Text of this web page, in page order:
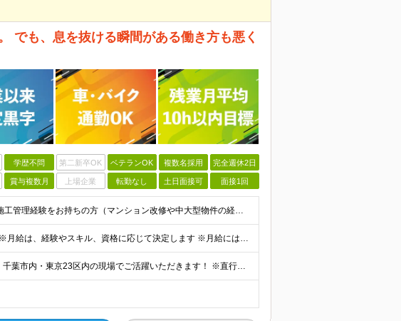
でも、息を抜ける瞬間がある働き方も悪く
学歴不問 第二新卒OK ベテランOK 複数名採用 完全週休2日
賞与複数月 上場企業 転勤なし 土日面接可 面接1回
＜年齢・学歴不問！＞ ■管工事の施工管理経験をお持ちの方（マンション改修や中大型物件の経験など） ■管工事施工管理技士（1級または2級）をお持ちの方 ★30代～60代まで、幅広い年代が活躍中の職場で
月給40万円～50万円＋賞与年2回 ※月給は、経験やスキル、資格に応じて決定します ※月給には、固定残業代（62,900円～110,700円/月40時間分）を含みます。超過分は別途全額支給します
【転勤なし◎マイカー通勤OK！】 千葉市内・東京23区内の現場でご活躍いただきます！ ※直行直帰のケースもあります ■本社： 千葉県松戸市稔台5-7-8 ※（変更の範囲）上記を除く当社関連勤務地